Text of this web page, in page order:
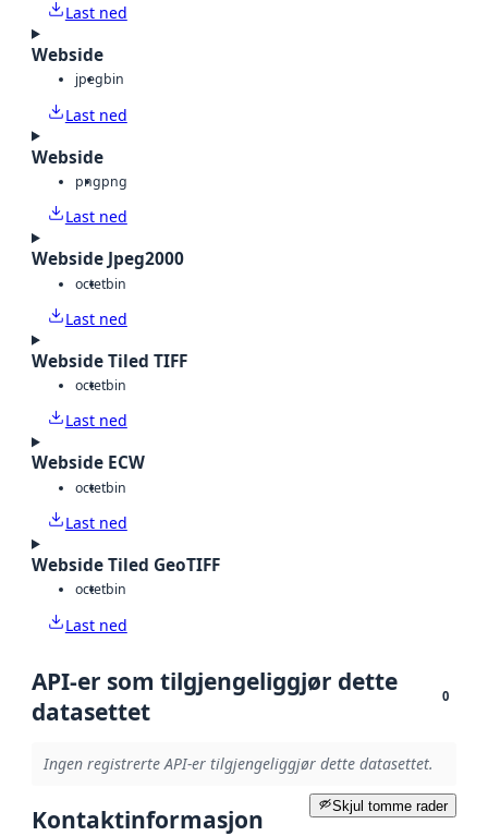
Last ned
Webside
jpegbin
Last ned
Webside
pngpng
Last ned
Webside Jpeg2000
octetbin
Last ned
Webside Tiled TIFF
octetbin
Last ned
Webside ECW
octetbin
Last ned
Webside Tiled GeoTIFF
octetbin
Last ned
API-er som tilgjengeliggjør dette
datasettet
0
Ingen registrerte API-er tilgjengeliggjør dette datasettet.
Skjul tomme rader
Kontaktinformasjon